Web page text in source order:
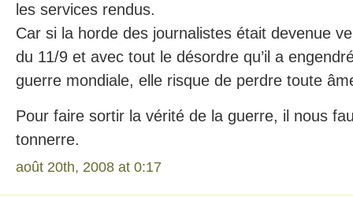
les services rendus.
Car si la horde des journalistes était devenue
du 11/9 et avec tout le désordre qu’il a
guerre mondiale, elle risque de perdre toute
Pour faire sortir la vérité de la guerre, il nous
tonnerre.
août 20th, 2008 at 0:17